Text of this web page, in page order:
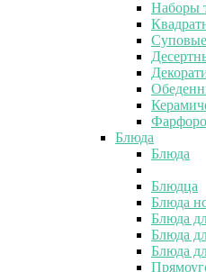
Наборы
Блюда
Блюда
Блюдца
Блюда
Блюда
Блюда
Блюда